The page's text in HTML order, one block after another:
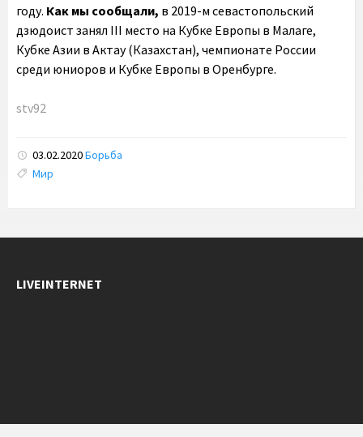
году. Как мы сообщали, в 2019-м севастопольский
дзюдоист занял III место на Кубке Европы в Малаге,
Кубке Азии в Актау (Казахстан), чемпионате России
среди юниоров и Кубке Европы в Оренбурге.
stv92
03.02.2020Борьба
Tags:
Мир
LIVEINTERNET